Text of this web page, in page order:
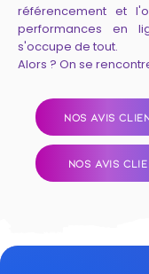
référencement et
performances en
s'occupe de tout.
Alors ? On se
NOS AVIS
NOS AVIS